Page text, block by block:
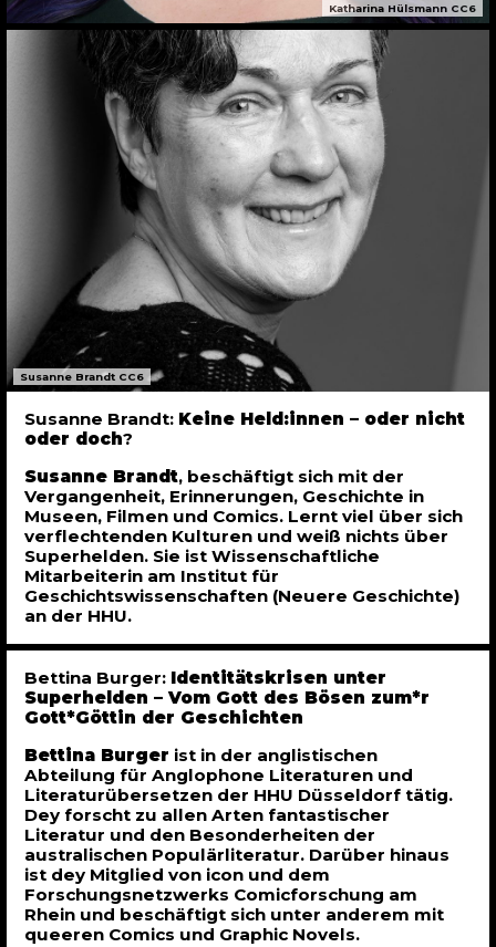
Katharina Hülsmann CC6
Susanne Brandt CC6
Susanne Brandt: Keine Held:innen – oder nicht
oder doch?
Susanne Brandt, beschäftigt sich mit der
Vergangenheit, Erinnerungen, Geschichte in
Museen, Filmen und Comics. Lernt viel über sich
verflechtenden Kulturen und weiß nichts über
Superhelden. Sie ist Wissenschaftliche
Mitarbeiterin am Institut für
Geschichtswissenschaften (Neuere Geschichte)
an der HHU.
Bettina Burger: Identitätskrisen unter
Superhelden – Vom Gott des Bösen zum*r
Gott*Göttin der Geschichten
Bettina Burger ist in der anglistischen
Abteilung für Anglophone Literaturen und
Literaturübersetzen der HHU Düsseldorf tätig.
Dey forscht zu allen Arten fantastischer
Literatur und den Besonderheiten der
australischen Populärliteratur. Darüber hinaus
ist dey Mitglied von icon und dem
Forschungsnetzwerks Comicforschung am
Rhein und beschäftigt sich unter anderem mit
queeren Comics und Graphic Novels.